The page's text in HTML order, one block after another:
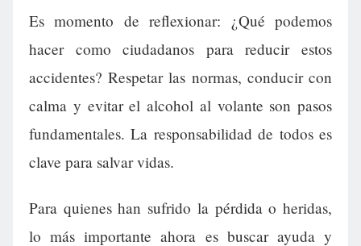
Es momento de reflexionar: ¿Qué podemos
hacer como ciudadanos para reducir estos
accidentes? Respetar las normas, conducir con
calma y evitar el alcohol al volante son pasos
fundamentales. La responsabilidad de todos es
clave para salvar vidas.
Para quienes han sufrido la pérdida o heridas,
lo más importante ahora es buscar ayuda y